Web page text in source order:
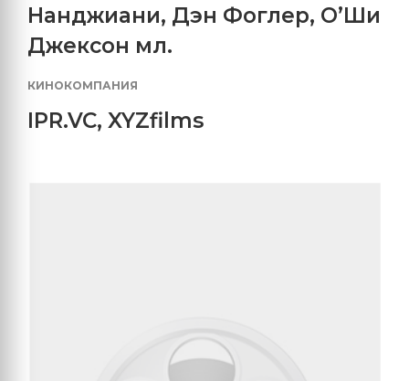
Нанджиани, Дэн Фоглер, О’Ши
Джексон мл.
КИНОКОМПАНИЯ
IPR.VC, XYZfilms